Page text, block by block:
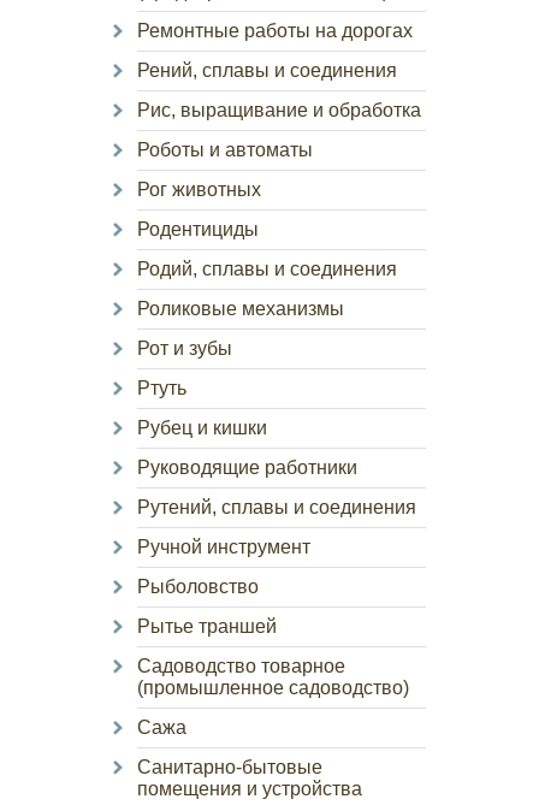
Ремонтные работы на дорогах
Рений, сплавы и соединения
Рис, выращивание и обработка
Роботы и автоматы
Рог животных
Родентициды
Родий, сплавы и соединения
Роликовые механизмы
Рот и зубы
Ртуть
Рубец и кишки
Руководящие работники
Рутений, сплавы и соединения
Ручной инструмент
Рыболовство
Рытье траншей
Садоводство товарное
(промышленное садоводство)
Сажа
Санитарно-бытовые
помещения и устройства